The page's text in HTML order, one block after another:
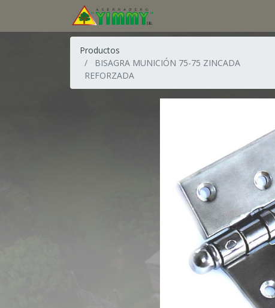
Productos
BISAGRA MUNICIÓN 75-75 ZINCADA
REFORZADA